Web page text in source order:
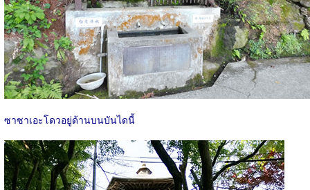
ซาซาเอะโดวอยู่ด้านบนบันไดนี้